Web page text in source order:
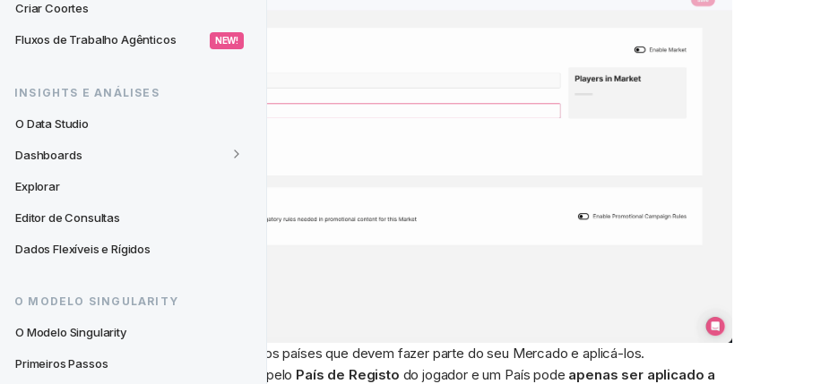
Criar Coortes
Fluxos de Trabalho Agênticos NEW!
INSIGHTS E ANÁLISES
O Data Studio
Dashboards
Explorar
Editor de Consultas
Dados Flexíveis e Rígidos
O MODELO SINGULARITY
O Modelo Singularity
Primeiros Passos
Finalmente, pode adicionar todos os países que devem fazer parte do seu Mercado e aplicá-los.
Note que os países são definidos pelo País de Registo do jogador e um País pode apenas ser aplicado a